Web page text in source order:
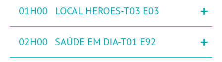
01H00 LOCAL HEROES-T03 E03 +
02H00 SAÚDE EM DIA-T01 E92 +